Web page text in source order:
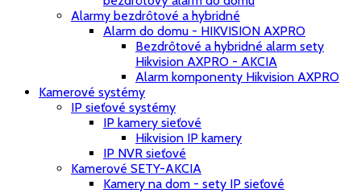
Alarmy bezdrôtové a hybridné
Alarm do domu - HIKVISION AXPRO
Bezdrôtové a hybridné alarm sety
Hikvision AXPRO - AKCIA
Alarm komponenty Hikvision AXPRO
Kamerové systémy
IP sieťové systémy
IP kamery sieťové
Hikvision IP kamery
IP NVR sieťové
Kamerové SETY-AKCIA
Kamery na dom - sety IP sieťové